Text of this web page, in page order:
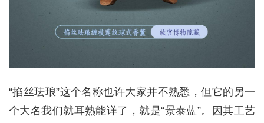
“掐丝珐琅”这个名称也许大家并不熟悉，但它的另一
个大名我们就耳熟能详了，就是“景泰蓝”。因其工艺